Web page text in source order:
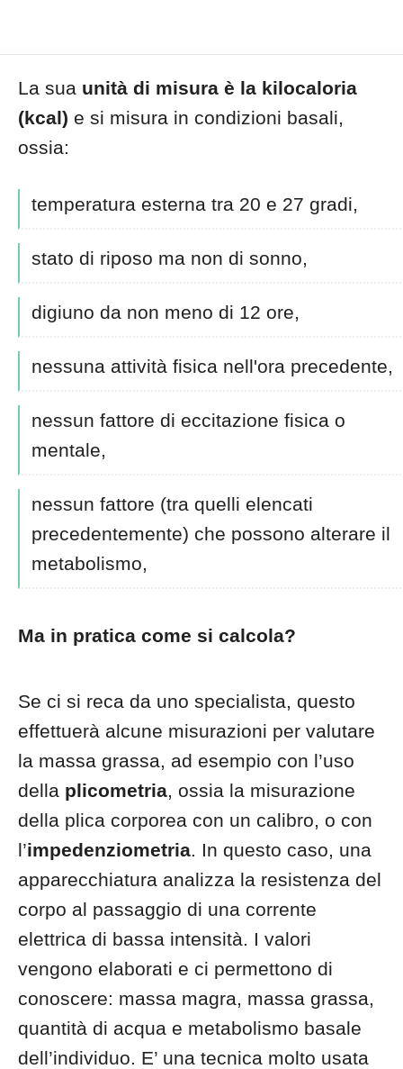
La sua unità di misura è la kilocaloria
(kcal) e si misura in condizioni basali,
ossia:
temperatura esterna tra 20 e 27 gradi,
stato di riposo ma non di sonno,
digiuno da non meno di 12 ore,
nessuna attività fisica nell'ora precedente,
nessun fattore di eccitazione fisica o
mentale,
nessun fattore (tra quelli elencati
precedentemente) che possono alterare il
metabolismo,
Ma in pratica come si calcola?
Se ci si reca da uno specialista, questo
effettuerà alcune misurazioni per valutare
la massa grassa, ad esempio con l’uso
della plicometria, ossia la misurazione
della plica corporea con un calibro, o con
l’impedenziometria. In questo caso, una
apparecchiatura analizza la resistenza del
corpo al passaggio di una corrente
elettrica di bassa intensità. I valori
vengono elaborati e ci permettono di
conoscere: massa magra, massa grassa,
quantità di acqua e metabolismo basale
dell’individuo. E’ una tecnica molto usata